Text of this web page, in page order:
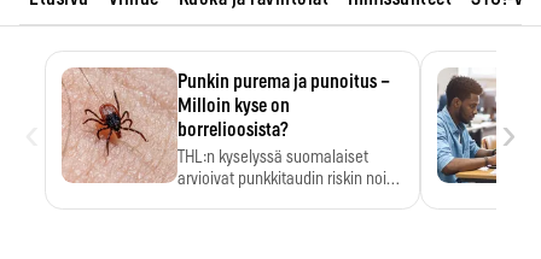
Punkin purema ja punoitus –
Milloin kyse on
borrelioosista?
THL:n kyselyssä suomalaiset
arvioivat punkkitaudin riskin noin
›